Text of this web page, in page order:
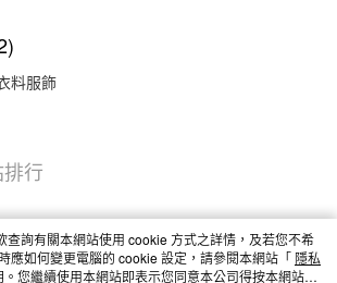
料服飾
行
查詢有關本網站使用 cookie 方式之詳情，及若您不希
應如何變更電腦的 cookie 設定，請參閱本網站「 隱私
。您繼續使用本網站即表示您同意本公司得按本網站使